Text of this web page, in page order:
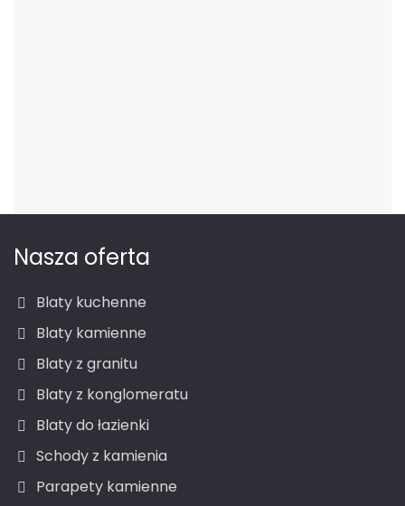
Nasza oferta
Blaty kuchenne
Blaty kamienne
Blaty z granitu
Blaty z konglomeratu
Blaty do łazienki
Schody z kamienia
Parapety kamienne